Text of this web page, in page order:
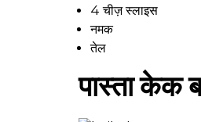
4 चीज़ स्लाइस
नमक
तेल
पास्ता केक